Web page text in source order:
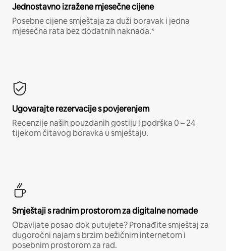
Jednostavno izražene mjesečne cijene
Posebne cijene smještaja za duži boravak i jedna
mjesečna rata bez dodatnih naknada.*
Ugovarajte rezervacije s povjerenjem
Recenzije naših pouzdanih gostiju i podrška 0 – 24
tijekom čitavog boravka u smještaju.
Smještaji s radnim prostorom za digitalne nomade
Obavljate posao dok putujete? Pronađite smještaj za
dugoročni najam s brzim bežičnim internetom i
posebnim prostorom za rad.